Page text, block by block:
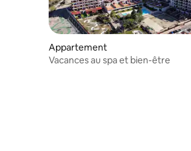
Appartement
Vacances au spa et bien-être